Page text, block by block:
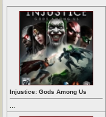
Injustice: Gods Among Us